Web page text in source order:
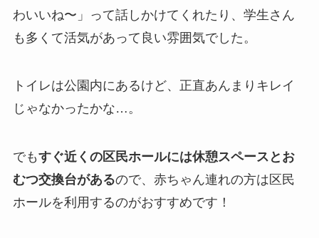
わいいね〜」って話しかけてくれたり、学生さん
も多くて活気があって良い雰囲気でした。
トイレは公園内にあるけど、正直あんまりキレイ
じゃなかったかな…。
でもすぐ近くの区民ホールには休憩スペースとお
むつ交換台があるので、赤ちゃん連れの方は区民
ホールを利用するのがおすすめです！